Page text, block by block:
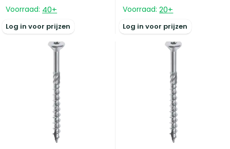
Voorraad: 40+
Log in voor prijzen
Voorraad: 20+
Log in voor prijzen